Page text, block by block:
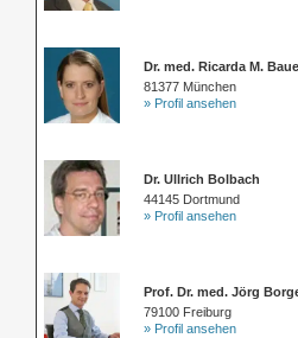
Dr. med. Ricarda M.
81377 München
» Profil ansehen
Dr. Ullrich Bolbach
44145 Dortmund
» Profil ansehen
Prof. Dr. med. Jörg
79100 Freiburg
» Profil ansehen